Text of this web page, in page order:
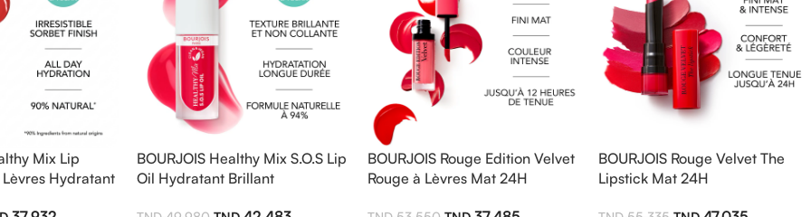
Mix Lip
Hydratant
BOURJOIS Healthy Mix S.O.S Lip
Oil Hydratant Brillant
BOURJOIS Rouge Edition Velvet
Rouge à Lèvres Mat 24H
BOURJOIS Rouge Velvet The
Lipstick Mat 24H